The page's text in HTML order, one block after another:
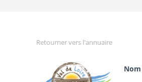
Retourner vers l'annuaire